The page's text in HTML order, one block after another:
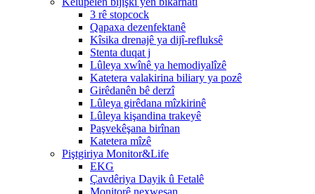
3 rê stopcock
Qapaxa dezenfektanê
Kîsika drenajê ya dijî-refluksê
Stenta duqat j
Lûleya xwînê ya hemodiyalîzê
Katetera valakirina biliary ya pozê
Girêdanên bê derzî
Lûleya girêdana mîzkirinê
Lûleya kişandina trakeyê
Paşvekêşana birînan
Katetera mîzê
Piştgiriya Monitor&Life
EKG
Çavdêriya Dayik û Fetalê
Monitorê nexweşan